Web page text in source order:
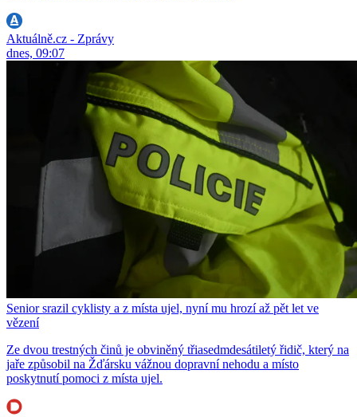
Aktuálně.cz - Zprávy
dnes, 09:07
Senior srazil cyklisty a z místa ujel, nyní mu hrozí až pět let ve
vězení
Ze dvou trestných činů je obviněný třiasedmdesátiletý řidič, který na
jaře způsobil na Žďársku vážnou dopravní nehodu a místo
poskytnutí pomoci z místa ujel.